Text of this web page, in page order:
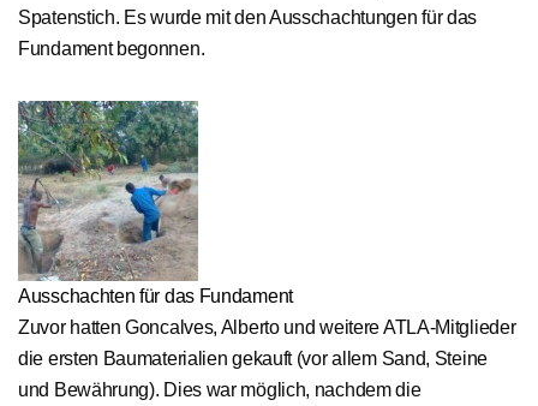
Spatenstich. Es wurde mit den Ausschachtungen für das
Fundament begonnen.
Ausschachten für das Fundament
Zuvor hatten Goncalves, Alberto und weitere ATLA-Mitglieder
die ersten Baumaterialien gekauft (vor allem Sand, Steine
und Bewährung). Dies war möglich, nachdem die